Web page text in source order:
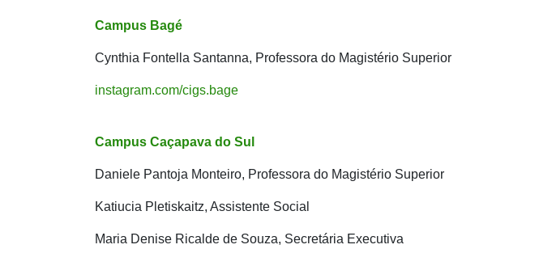
Campus Bagé
Cynthia Fontella Santanna, Professora do Magistério Superior
instagram.com/cigs.bage
Campus Caçapava do Sul
Daniele Pantoja Monteiro, Professora do Magistério Superior
Katiucia Pletiskaitz, Assistente Social
Maria Denise Ricalde de Souza, Secretária Executiva